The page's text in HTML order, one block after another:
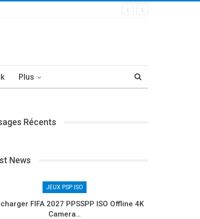
Plus
Récents
News
JEUX PSP ISO
FIFA 2027 PPSSPP ISO Offline 4K
Camera…